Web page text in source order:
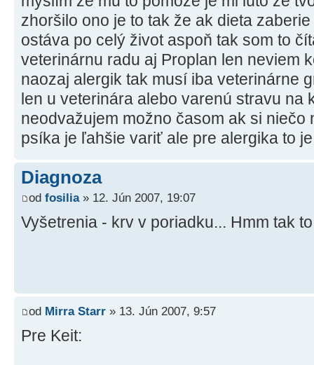
zhoršilo ono je to tak že ak dieta
ostáva po celý život aspoň tak som to
veterinárnu radu aj Proplan len neviem
naozaj alergik tak musí iba veterinárne
len u veterinára alebo varenú stravu na
neodvažujem možno časom ak si niečo
psíka je ľahšie variť ale pre alergika to
Diagnoza
od fosilia» 12. Jún 2007, 19:07
Vyšetrenia - krv v poriadku... Hmm tak
od Mirra Starr » 13. Jún 2007, 9:57
Pre Keit: